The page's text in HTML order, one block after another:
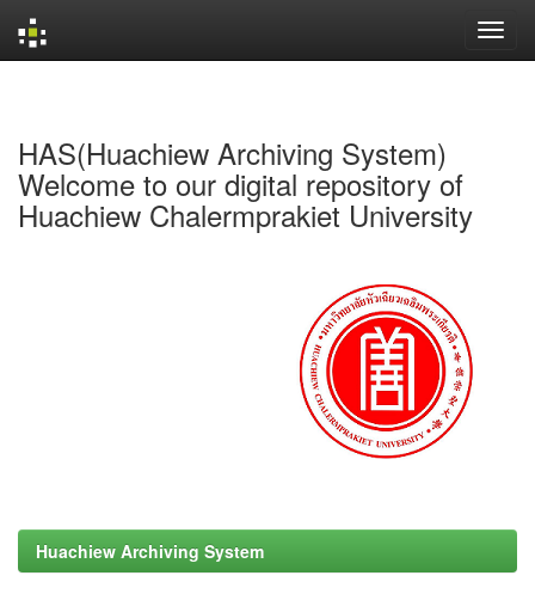
HAS(Huachiew Archiving System)
Welcome to our digital repository of
Huachiew Chalermprakiet University
Huachiew Archiving System